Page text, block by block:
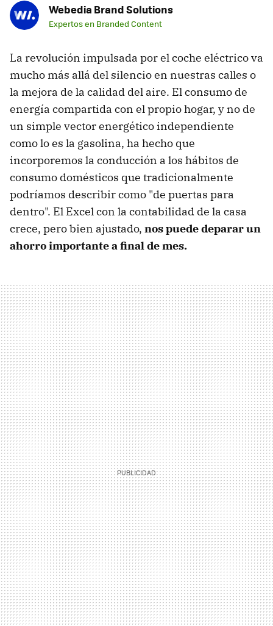
Webedia Brand Solutions
Expertos en Branded Content
La revolución impulsada por el coche eléctrico va
mucho más allá del silencio en nuestras calles o
la mejora de la calidad del aire. El consumo de
energía compartida con el propio hogar, y no de
un simple vector energético independiente
como lo es la gasolina, ha hecho que
incorporemos la conducción a los hábitos de
consumo domésticos que tradicionalmente
podríamos describir como "de puertas para
dentro". El Excel con la contabilidad de la casa
crece, pero bien ajustado, nos puede deparar un
ahorro importante a final de mes.